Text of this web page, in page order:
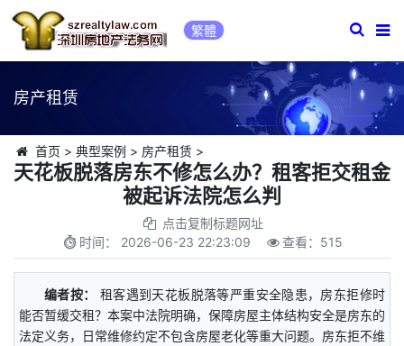
繁體
房产租赁
首页 > 典型案例 > 房产租赁>
天花板脱落房东不修怎么办？租客拒交租金
被起诉法院怎么判
点击复制标题网址
时间： 2026-06-23 22:23:09 查看： 515
编者按：
租客遇到天花板脱落等严重安全隐患，房东拒修时
能否暂缓交租？本案中法院明确，保障房屋主体结构安全是房东的
法定义务，日常维修约定不包含房屋老化等重大问题。房东拒不维